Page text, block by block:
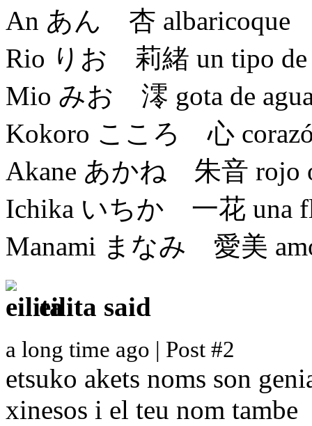
An あん 杏 albaricoque
Rio りお 莉緒 un tipo de
Mio みお 澪 gota de
Kokoro こころ 心
Akane あかね 朱音 rojo
Ichika いちか 一花 una
Manami まなみ 愛美
eilita said
a long time ago | Post #2
etsuko akets noms son
xinesos i el teu nom tambe